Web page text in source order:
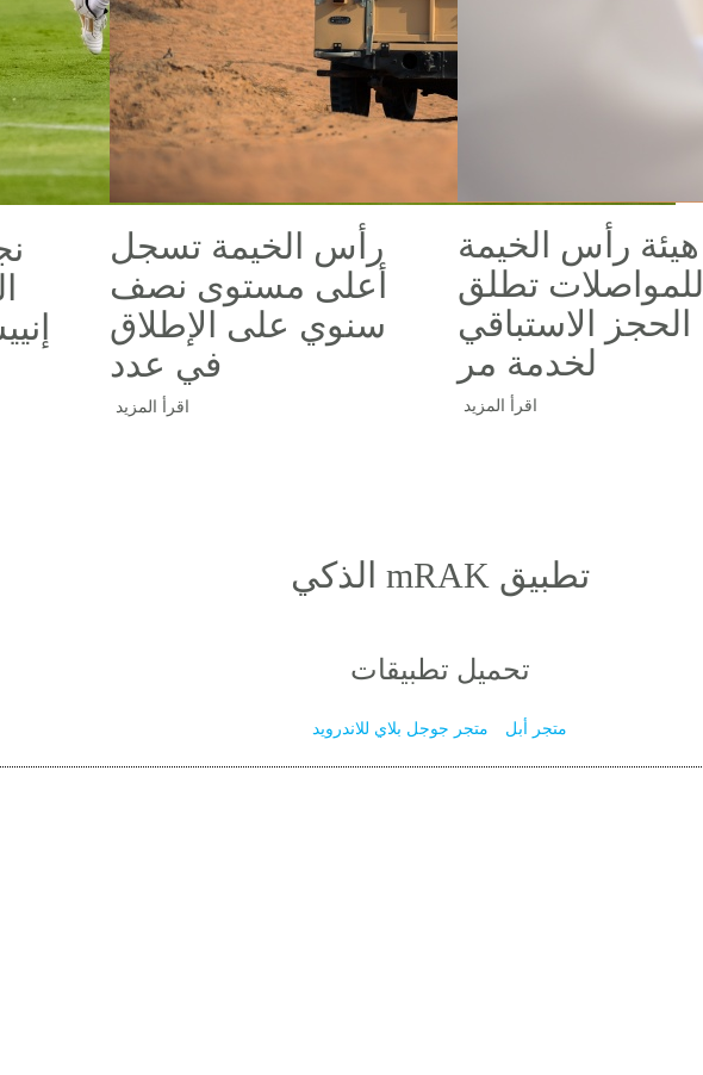
رأس الخيمة تسجل
أعلى مستوى نصف
سنوي على الإطلاق
في عدد
اقرأ المزيد
هيئة رأس الخيمة
للمواصلات تطلق
الحجز الاستباقي
لخدمة مر
اقرأ المزيد
الذكي mRAK تطبيق
تحميل تطبيقات
متجر أبل متجر جوجل بلاي للاندرويد